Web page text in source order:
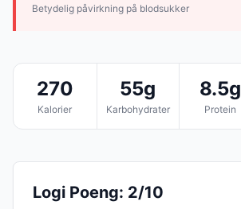
Betydelig påvirkning på blodsukker
270
Kalorier
55g
Karbohydrater
8.5g
Protein
Logi Poeng: 2/10